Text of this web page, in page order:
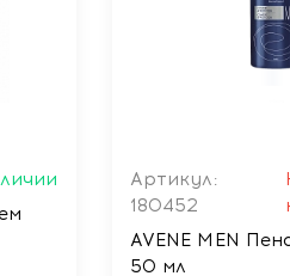
Артикул:
180452
AVENE MEN
50 мл